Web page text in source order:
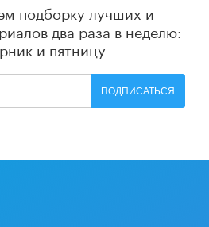
подборку лучших и
два раза в неделю:
и пятницу
ПОДПИСАТЬСЯ